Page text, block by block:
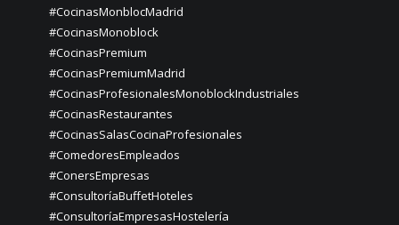
#CocinasMonblocMadrid
#CocinasMonoblock
#CocinasPremium
#CocinasPremiumMadrid
#CocinasProfesionalesMonoblockIndustriales
#CocinasRestaurantes
#CocinasSalasCocinaProfesionales
#ComedoresEmpleados
#ConersEmpresas
#ConsultoríaBuffetHoteles
#ConsultoríaEmpresasHostelería